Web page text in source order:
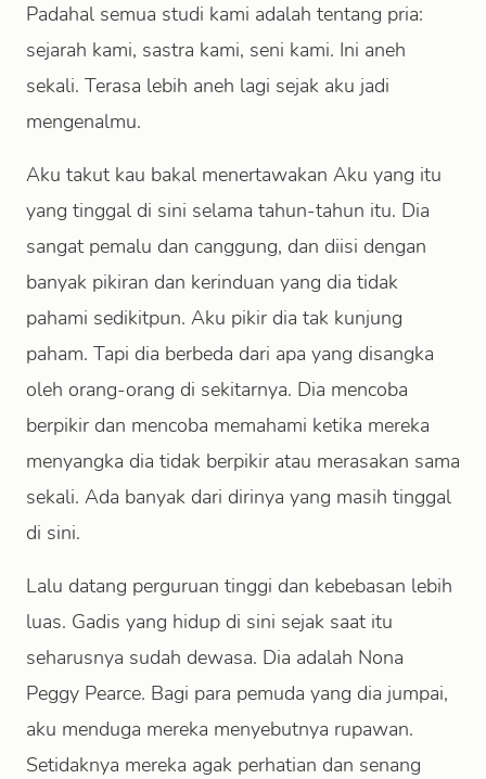
Padahal semua studi kami adalah tentang pria:
sejarah kami, sastra kami, seni kami. Ini aneh
sekali. Terasa lebih aneh lagi sejak aku jadi
mengenalmu.
Aku takut kau bakal menertawakan Aku yang itu
yang tinggal di sini selama tahun-tahun itu. Dia
sangat pemalu dan canggung, dan diisi dengan
banyak pikiran dan kerinduan yang dia tidak
pahami sedikitpun. Aku pikir dia tak kunjung
paham. Tapi dia berbeda dari apa yang disangka
oleh orang-orang di sekitarnya. Dia mencoba
berpikir dan mencoba memahami ketika mereka
menyangka dia tidak berpikir atau merasakan sama
sekali. Ada banyak dari dirinya yang masih tinggal
di sini.
Lalu datang perguruan tinggi dan kebebasan lebih
luas. Gadis yang hidup di sini sejak saat itu
seharusnya sudah dewasa. Dia adalah Nona
Peggy Pearce. Bagi para pemuda yang dia jumpai,
aku menduga mereka menyebutnya rupawan.
Setidaknya mereka agak perhatian dan senang